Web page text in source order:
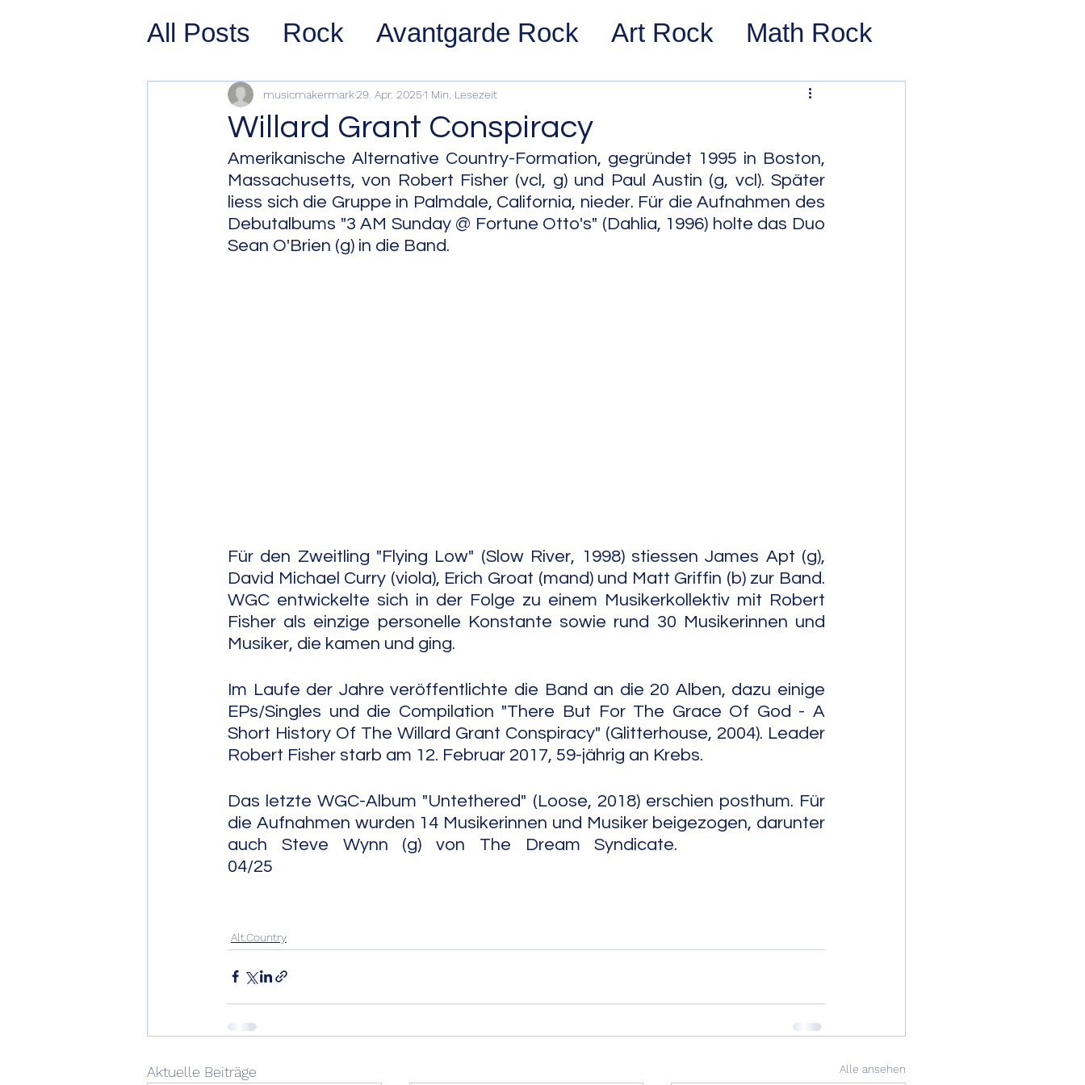
All Posts Rock Avantgarde Rock Art Rock Math Rock
Prog Rock Post Rock Noise Rock
Psychedelic/Space Rock Stoner Rock Alternative Rock
Hard Rock Garage Rock Indie Rock/Indie Pop Pop
Willard Grant Conspiracy
musicmakermark29. Apr. 20251 Min. Lesezeit
Amerikanische Alternative Country-Formation, gegründet 1995 in Boston,
Massachusetts, von Robert Fisher (vcl, g) und Paul Austin (g, vcl). Später
liess sich die Gruppe in Palmdale, California, nieder. Für die Aufnahmen des
Debutalbums "3 AM Sunday @ Fortune Otto's" (Dahlia, 1996) holte das Duo
Sean O'Brien (g) in die Band.
Für den Zweitling "Flying Low" (Slow River, 1998) stiessen James Apt (g),
David Michael Curry (viola), Erich Groat (mand) und Matt Griffin (b) zur Band.
WGC entwickelte sich in der Folge zu einem Musikerkollektiv mit Robert
Fisher als einzige personelle Konstante sowie rund 30 Musikerinnen und
Musiker, die kamen und ging.
Im Laufe der Jahre veröffentlichte die Band an die 20 Alben, dazu einige
EPs/Singles und die Compilation "There But For The Grace Of God - A
Short History Of The Willard Grant Conspiracy" (Glitterhouse, 2004). Leader
Robert Fisher starb am 12. Februar 2017, 59-jährig an Krebs.
Das letzte WGC-Album "Untethered" (Loose, 2018) erschien posthum. Für
die Aufnahmen wurden 14 Musikerinnen und Musiker beigezogen, darunter
auch Steve Wynn (g) von The Dream Syndicate.
04/25
Alt.Country
Aktuelle Beiträge Alle ansehen